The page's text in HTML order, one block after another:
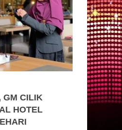
GM CILIK
HOTEL